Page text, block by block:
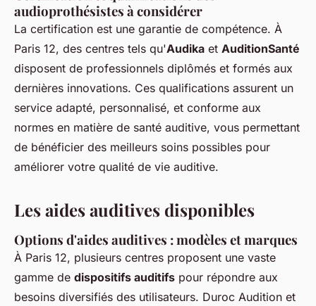
audioprothésistes à considérer
La certification est une garantie de compétence. À
Paris 12, des centres tels qu'Audika et AuditionSanté
disposent de professionnels diplômés et formés aux
dernières innovations. Ces qualifications assurent un
service adapté, personnalisé, et conforme aux
normes en matière de santé auditive, vous permettant
de bénéficier des meilleurs soins possibles pour
améliorer votre qualité de vie auditive.
Les aides auditives disponibles
Options d'aides auditives : modèles et marques
À Paris 12, plusieurs centres proposent une vaste
gamme de dispositifs auditifs pour répondre aux
besoins diversifiés des utilisateurs. Duroc Audition et